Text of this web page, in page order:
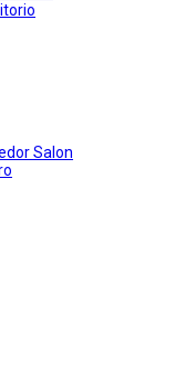
Salon